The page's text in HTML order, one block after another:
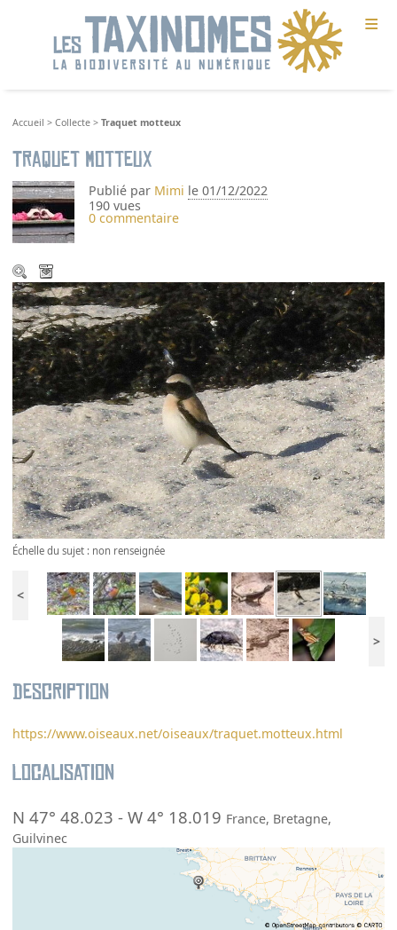
≡
Accueil >Collecte >Traquet motteux
Traquet motteux
Publié par Mimi le 01/12/2022
190 vues
0 commentaire
Échelle du sujet : non renseignée
<
>
Description
https://www.oiseaux.net/oiseaux/traquet.motteux.html
Localisation
N 47° 48.023 -W 4° 18.019 France, Bretagne,
Guilvinec